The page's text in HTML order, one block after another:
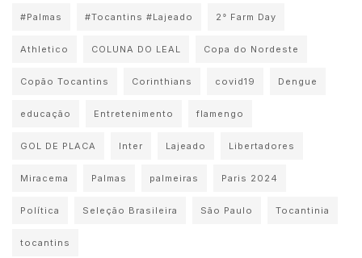
#Palmas #Tocantins #Lajeado 2° Farm Day
Athletico COLUNA DO LEAL Copa do Nordeste
Copão Tocantins Corinthians covid19 Dengue
educação Entretenimento flamengo
GOL DE PLACA Inter Lajeado Libertadores
Miracema Palmas palmeiras Paris 2024
Política Seleção Brasileira São Paulo Tocantinia
tocantins